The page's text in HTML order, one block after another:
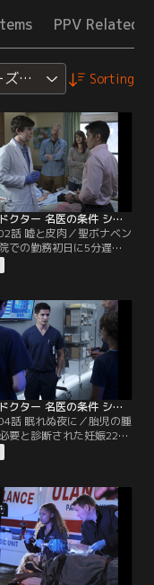
PPV Related
ン1 Sorting
グッド・ドクター 名医の条件 シーズン1 第02話／吹替
話 嘘と皮肉／聖ボナベン
での勤務初日に5分遅刻
ーンは、「遅れたのはバ
自分ではない」と言う。
ーンに単調な仕事を担当
の後、ショーンは外来患
、耳の感染症の患者に頭
を行うなど診断方法が度
た。
グッド・ドクター 名医の条件 シーズン1 第04話／吹替
話 眠れぬ夜に／胎児の腫
要と診断された妊娠22週
は、抗リン脂質症候群で
やすく長時間の手術に耐
だが、ショーンとクレア
少ない方法を提案しメレ
術を行う。しかし、術中
が冠不全を起こし、子宮
手術は中止となってしま